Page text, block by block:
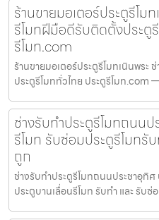
ร้านขายมอเตอร์ประตูรีโม
รีโมทฝีมือดีรับติดตั้งประตู
รีโมท.com
ร้านขายมอเตอร์ประตูรีโมทเนินพร
ประตูรีโมททั่วไทย ประตูรีโมท.com
ช่างรับทำประตูรีโมทถนน
รีโมท รับซ่อมประตูรีโมทรั
ถูก
ช่างรับทำประตูรีโมทถนนประชาอุทิ
ประตูบานเลื่อนรีโมท รับทำ และ รับซ่